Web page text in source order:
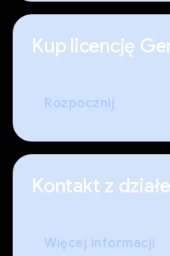
Kup licencję
Rozpocznij
Kontakt z
Więcej informacji